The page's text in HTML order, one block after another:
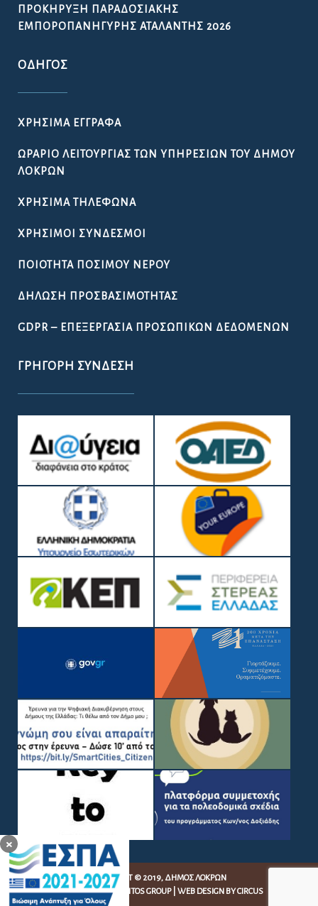
×
ΠΡΟΚΉΡΥΞΗ ΠΑΡΑΔΟΣΙΑΚΉΣ
ΕΜΠΟΡΟΠΑΝΉΓΥΡΗΣ ΑΤΑΛΆΝΤΗΣ 2026
ΟΔΗΓΌΣ
ΧΡΉΣΙΜΑ ΈΓΓΡΑΦΑ
ΩΡΆΡΙΟ ΛΕΙΤΟΥΡΓΊΑΣ ΤΩΝ ΥΠΗΡΕΣΙΏΝ ΤΟΥ ΔΉΜΟΥ
ΛΟΚΡΏΝ
ΧΡΉΣΙΜΑ ΤΗΛΈΦΩΝΑ
ΧΡΉΣΙΜΟΙ ΣΎΝΔΕΣΜΟΙ
ΠΟΙΌΤΗΤΑ ΠΌΣΙΜΟΥ ΝΕΡΟΎ
ΔΉΛΩΣΗ ΠΡΟΣΒΑΣΙΜΌΤΗΤΑΣ
GDPR – ΕΠΕΞΕΡΓΑΣΙΑ ΠΡΟΣΩΠΙΚΩΝ ΔΕΔΟΜΕΝΩΝ
ΓΡΉΓΟΡΗ ΣΎΝΔΕΣΗ
COPYRIGHT © 2019, ΔΉΜΟΣ ΛΟΚΡΏΝ
WEB DEVELOPMENT BY
EGRITOS GROUP| WEB DESIGN BY CIRCUS